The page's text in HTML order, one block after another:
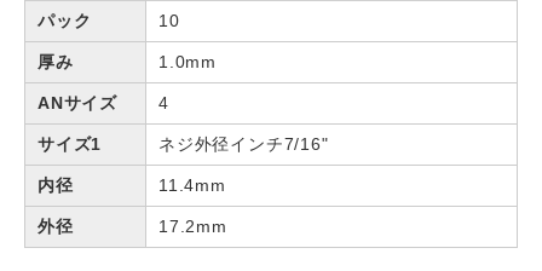
パック 10
厚み 1.0mm
ANサイズ 4
サイズ1 ネジ外径インチ7/16"
内径 11.4mm
外径 17.2mm